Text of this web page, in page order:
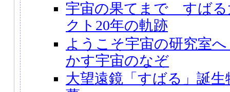
宇宙の果てまで すばる
クト20年の軌跡
ようこそ宇宙の研究室
かす宇宙のなぞ
大望遠鏡「すばる」誕